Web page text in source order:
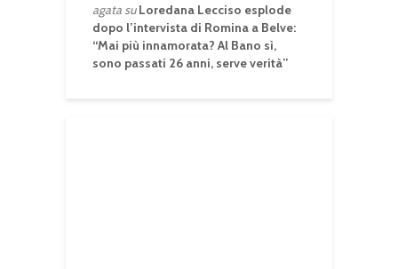
agatasuLoredana Lecciso esplode
dopo l’intervista di Romina a Belve:
“Mai più innamorata? Al Bano sì,
sono passati 26 anni, serve verità”